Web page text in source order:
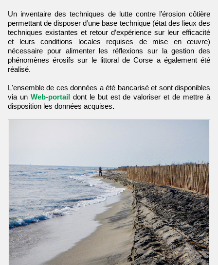
Un inventaire des techniques de lutte contre l’érosion côtière
permettant de disposer d’une base technique (état des lieux des
techniques existantes et retour d’expérience sur leur efficacité
et leurs conditions locales requises de mise en œuvre)
nécessaire pour alimenter les réflexions sur la gestion des
phénomènes érosifs sur le littoral de Corse a également été
réalisé.
L'ensemble de ces données a été bancarisé et sont disponibles
via un Web-portaildont le but est de valoriser et de mettre à
disposition les données acquises.